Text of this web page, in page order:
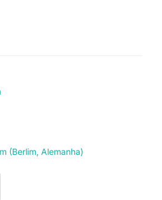
(Berlim, Alemanha)